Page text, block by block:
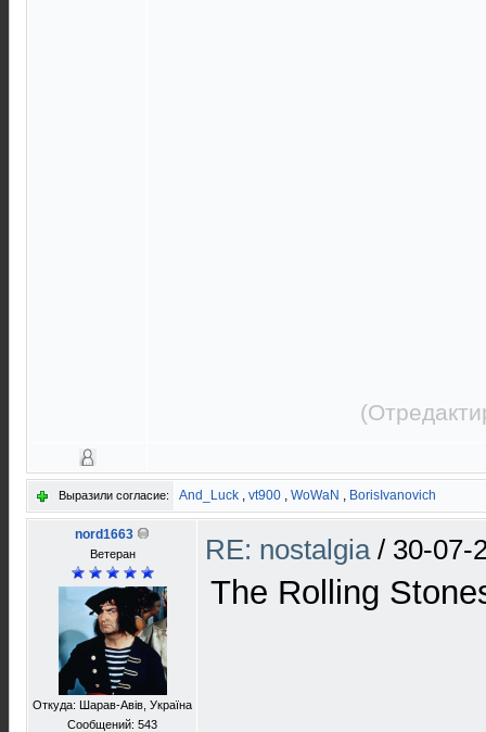
Выразили согласие: And_Luck , vt900 , WoWaN , BorisIvanovich
nord1663
Ветеран
Откуда: Шарав-Авів, Україна
Сообщений: 543
RE: nostalgia / 30-07-
The Rolling